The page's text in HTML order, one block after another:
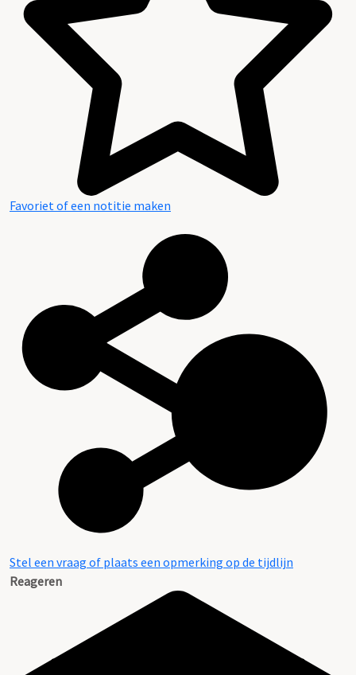
Favoriet of een notitie maken
Stel een vraag of plaats een opmerking op de tijdlijn
Reageren